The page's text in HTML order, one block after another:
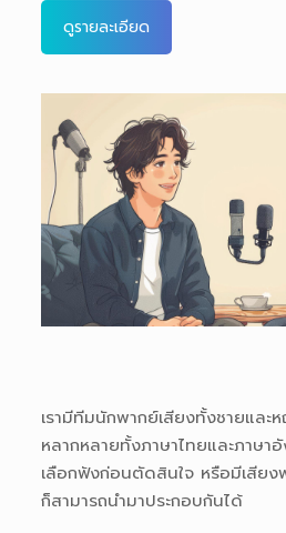
ดูรายละเอียด
เรามีทีมนักพากย์เสียงทั้งชายและ
หลากหลายทั้งภาษาไทยและภาษา
เลือกฟังก่อนตัดสินใจ หรือมีเสีย
ก็สามารถนำมาประกอบกันได้